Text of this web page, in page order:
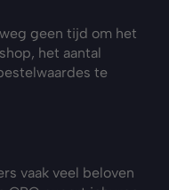
geen tijd om het
het aantal
te
vaak veel beloven